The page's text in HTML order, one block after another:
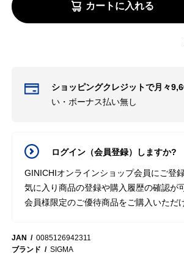
カートに入れる
ショッピングクレジットで月々
い・ボーナス払い無し
ログイン（会員登録）しますか?
GINICHIオンラインショップ会員にご登
気に入り商品の登録や購入履歴の確認が
会員様限定のご優待商品をご購入いただ
JAN
0085126942311
ブランド
SIGMA